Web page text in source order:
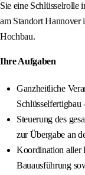
Sie eine Schlüsselrolle
am Standort Hannover
Hochbau.
Ihre Aufgaben
Ganzheitliche
Steuerung des
zur Übergabe an
Koordination aller
Bauausführung